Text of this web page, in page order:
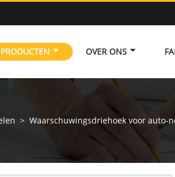
PRODUCTEN OVER ONS
> Waarschuwingsdriehoek voor auto-